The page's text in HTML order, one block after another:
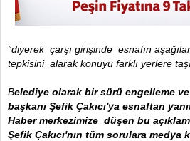
”diyerek çarşı girişinde esnafın
tepkisini alarak konuyu farklı yerlere
Belediye olarak bir sürü engelleme
başkanı Şefik Çakıcı'ya esnaftan
Haber merkezimize düşen bu
Şefik Çakıcı'nın tüm sorulara